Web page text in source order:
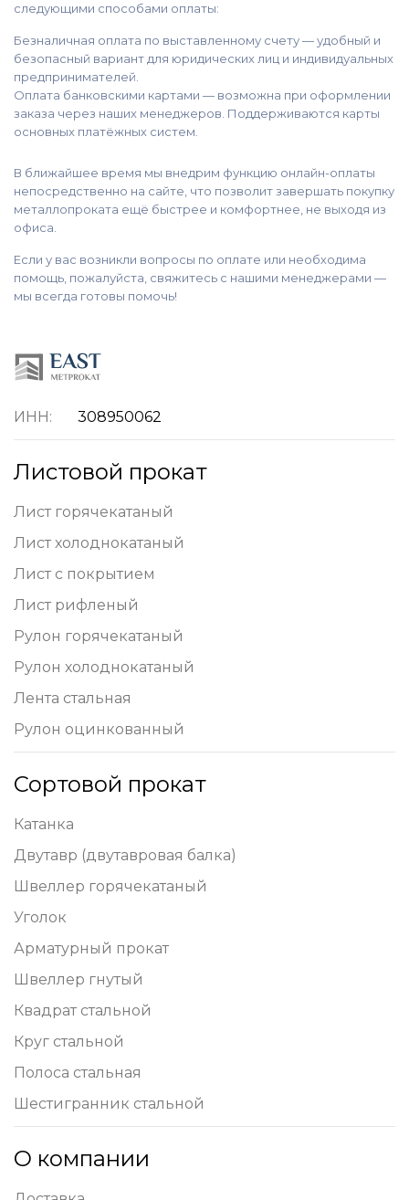
следующими способами оплаты:
Безналичная оплата по выставленному счету — удобный и
безопасный вариант для юридических лиц и индивидуальных
предпринимателей.
Оплата банковскими картами — возможна при оформлении
заказа через наших менеджеров. Поддерживаются карты
основных платёжных систем.
В ближайшее время мы внедрим функцию онлайн-оплаты
непосредственно на сайте, что позволит завершать покупку
металлопроката ещё быстрее и комфортнее, не выходя из
офиса.
Если у вас возникли вопросы по оплате или необходима
помощь, пожалуйста, свяжитесь с нашими менеджерами —
мы всегда готовы помочь!
ИНН: 308950062
Листовой прокат
Лист горячекатаный
Лист холоднокатаный
Лист с покрытием
Лист рифленый
Рулон горячекатаный
Рулон холоднокатаный
Лента стальная
Рулон оцинкованный
Сортовой прокат
Катанка
Двутавр (двутавровая балка)
Швеллер горячекатаный
Уголок
Арматурный прокат
Швеллер гнутый
Квадрат стальной
Круг стальной
Полоса стальная
Шестигранник стальной
О компании